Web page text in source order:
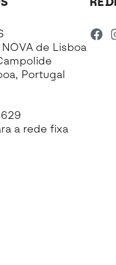
de Lisboa
Portugal
a rede fixa